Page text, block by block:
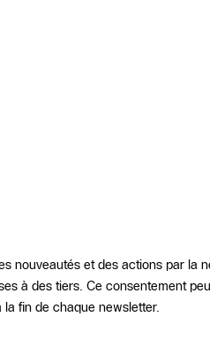
nouveautés et des actions par la
à des tiers. Ce consentement
fin de chaque newsletter.